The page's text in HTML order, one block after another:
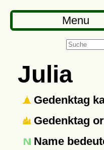
Menu
Julia
Gedenktag
Gedenktag
Name